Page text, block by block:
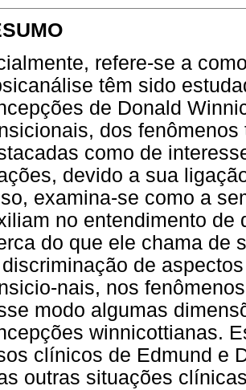
refere-se a
têm sido
de Donald
dos
como de
devido a sua
examina-se como a
no entendimento de
do que ele chama de
de
nais, nos
modo algumas
winnicottianas.
clínicos de Edmund e
outras situações